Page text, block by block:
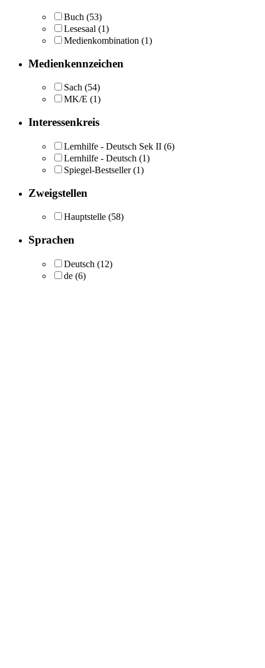
Buch (53)
Lesesaal (1)
Medienkombination (1)
Medienkennzeichen
Sach (54)
MK/E (1)
Interessenkreis
Lernhilfe - Deutsch Sek II (6)
Lernhilfe - Deutsch (1)
Spiegel-Bestseller (1)
Zweigstellen
Hauptstelle (58)
Sprachen
Deutsch (12)
de (6)